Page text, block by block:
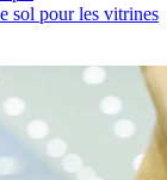
sol pour les vitrines